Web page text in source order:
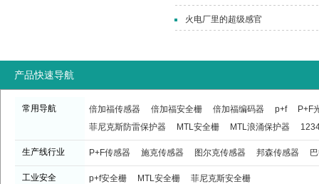
火电厂里的超级感官
产品快速导航
常用导航 倍加福传感器 倍加福安全栅 倍加福编码器 p+f
P+F
菲尼克斯防雷保护器
MTL安全栅 MTL浪涌保护器
生产线行业 P+F传感器 施克传感器 图尔克传感器 邦森传感器
工业安全 p+f安全栅 MTL安全栅 菲尼克斯安全栅